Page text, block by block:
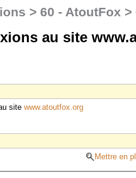
> 60 - AtoutFox
au site
site www.atoutfox.org
Mettre en